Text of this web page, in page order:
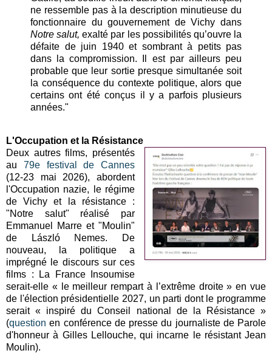
ne ressemble pas à la description minutieuse du
fonctionnaire du gouvernement de Vichy dans
Notre salut,exalté par les possibilités qu’ouvre la
défaite de juin 1940 et sombrant à petits pas
dans la compromission. Il est par ailleurs peu
probable que leur sortie presque simultanée soit
la conséquence du contexte politique, alors que
certains ont été conçus il y a parfois plusieurs
années."
L'Occupation et la Résistance
Deux autres films, présentés
au 79e festival de Cannes
(12-23 mai 2026), abordent
l'Occupation nazie, le régime
de Vichy et la résistance :
"Notre salut" réalisé par
Emmanuel Marre et "Moulin"
de László Nemes. De
nouveau, la politique a
imprégné le discours sur ces
films : La France Insoumise
serait-elle « le meilleur rempart à l’extrême droite » en vue
de l'élection présidentielle 2027, un parti dont le programme
serait « inspiré du Conseil national de la Résistance »
(question en conférence de presse du journaliste de Parole
d'honneur à Gilles Lellouche, qui incarne le résistant Jean
Moulin).